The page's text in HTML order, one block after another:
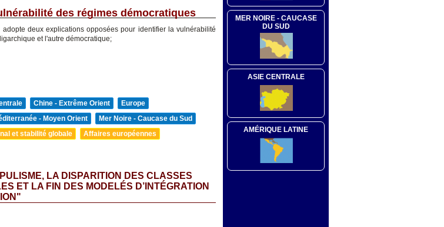
des régimes démocratiques
deux explications opposées pour identifier la vulnérabilité
et l'autre démocratique;
Chine - Extrême Orient
Europe
- Moyen Orient
Mer Noire - Caucase du Sud
et stabilité globale
Affaires européennes
LA DISPARITION DES CLASSES
ET LA FIN DES MODELÉS D’INTÉGRATION
MER NOIRE - CAUCASE
DU SUD
ASIE CENTRALE
AMÉRIQUE LATINE